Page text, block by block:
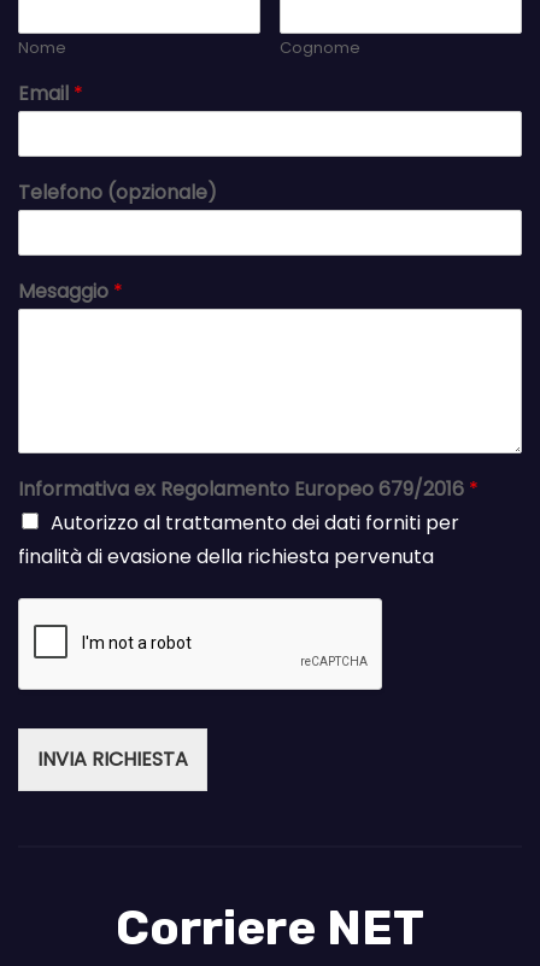
Nome Cognome
Email *
Telefono (opzionale)
Mesaggio *
Informativa ex Regolamento Europeo 679/2016 *
Autorizzo al trattamento dei dati forniti per
finalità di evasione della richiesta pervenuta
INVIA RICHIESTA
Corriere NET